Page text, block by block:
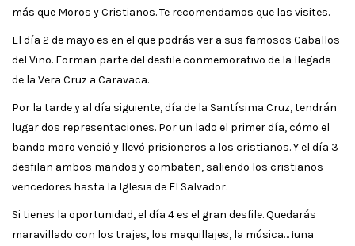
más que Moros y Cristianos. Te recomendamos que las visites.
El día 2 de mayo es en el que podrás ver a sus famosos Caballos
del Vino. Forman parte del desfile conmemorativo de la llegada
de la Vera Cruz a Caravaca.
Por la tarde y al día siguiente, día de la Santísima Cruz, tendrán
lugar dos representaciones. Por un lado el primer día, cómo el
bando moro venció y llevó prisioneros a los cristianos. Y el día 3
desfilan ambos mandos y combaten, saliendo los cristianos
vencedores hasta la Iglesia de El Salvador.
Si tienes la oportunidad, el día 4 es el gran desfile. Quedarás
maravillado con los trajes, los maquillajes, la música… ¡una